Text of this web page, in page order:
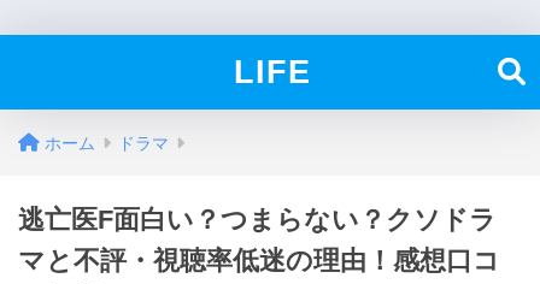
LIFE
ホーム ドラマ
逃亡医F面白い？つまらない？クソドラ
マと不評・視聴率低迷の理由！感想口コ